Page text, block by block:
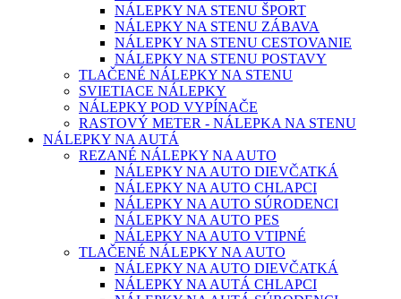
NÁLEPKY NA STENU ŠPORT
NÁLEPKY NA STENU ZÁBAVA
NÁLEPKY NA STENU CESTOVANIE
NÁLEPKY NA STENU POSTAVY
TLAČENÉ NÁLEPKY NA STENU
SVIETIACE NÁLEPKY
NÁLEPKY POD VYPÍNAČE
RASTOVÝ METER - NÁLEPKA NA STENU
NÁLEPKY NA AUTÁ
REZANÉ NÁLEPKY NA AUTO
NÁLEPKY NA AUTO DIEVČATKÁ
NÁLEPKY NA AUTO CHLAPCI
NÁLEPKY NA AUTO SÚRODENCI
NÁLEPKY NA AUTO PES
NÁLEPKY NA AUTO VTIPNÉ
TLAČENÉ NÁLEPKY NA AUTO
NÁLEPKY NA AUTO DIEVČATKÁ
NÁLEPKY NA AUTÁ CHLAPCI